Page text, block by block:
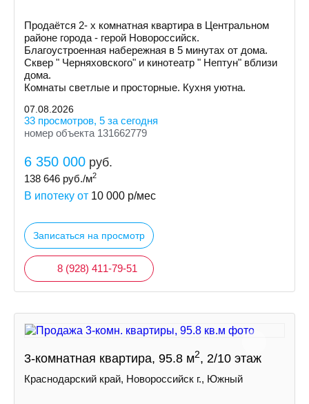
Продаётся 2- х комнатная квартира в Центральном
районе города - герой Новороссийск.
Благоустроенная набережная в 5 минутах от дома.
Сквер " Черняховского" и кинотеатр " Нептун" вблизи
дома.
Комнаты светлые и просторные. Кухня уютна.
07.08.2026
33 просмотров, 5 за сегодня
номер объекта 131662779
6 350 000 руб.
138 646 руб./м2
В ипотеку от 10 000 р/мес
Записаться на просмотр
8 (928) 411-79-51
3-комнатная квартира, 95.8 м2, 2/10 этаж
Краснодарский край, Новороссийск г., Южный